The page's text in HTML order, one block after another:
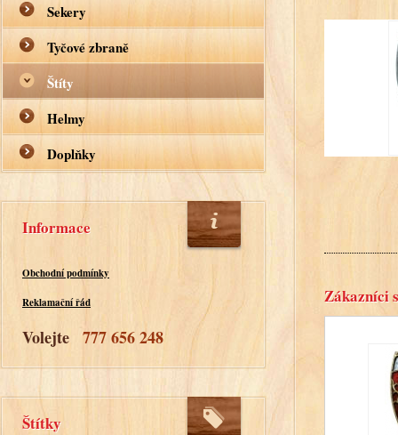
Sekery
Tyčové zbraně
Štíty
Helmy
Doplňky
Informace
Obchodní podmínky
Reklamační řád
Volejte 777 656 248
Štítky
Zákazníci